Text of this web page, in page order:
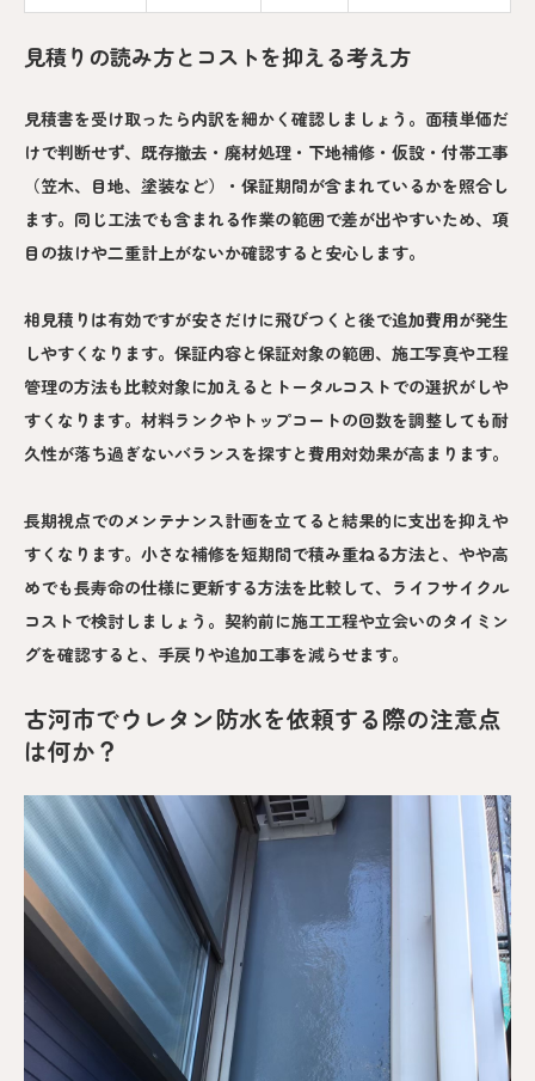
見積りの読み方とコストを抑える考え方
見積書を受け取ったら内訳を細かく確認しましょう。面積単価だ
けで判断せず、既存撤去・廃材処理・下地補修・仮設・付帯工事
（笠木、目地、塗装など）・保証期間が含まれているかを照合し
ます。同じ工法でも含まれる作業の範囲で差が出やすいため、項
目の抜けや二重計上がないか確認すると安心します。
相見積りは有効ですが安さだけに飛びつくと後で追加費用が発生
しやすくなります。保証内容と保証対象の範囲、施工写真や工程
管理の方法も比較対象に加えるとトータルコストでの選択がしや
すくなります。材料ランクやトップコートの回数を調整しても耐
久性が落ち過ぎないバランスを探すと費用対効果が高まります。
長期視点でのメンテナンス計画を立てると結果的に支出を抑えや
すくなります。小さな補修を短期間で積み重ねる方法と、やや高
めでも長寿命の仕様に更新する方法を比較して、ライフサイクル
コストで検討しましょう。契約前に施工工程や立会いのタイミン
グを確認すると、手戻りや追加工事を減らせます。
古河市でウレタン防水を依頼する際の注意点
は何か？